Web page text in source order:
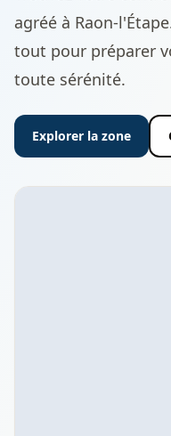
agréé à Raon-
tout pour préparer
toute sérénité.
Explorer la zone